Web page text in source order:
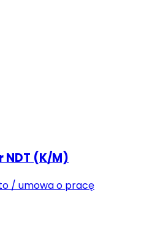
NDT (K/M)
/ umowa o pracę